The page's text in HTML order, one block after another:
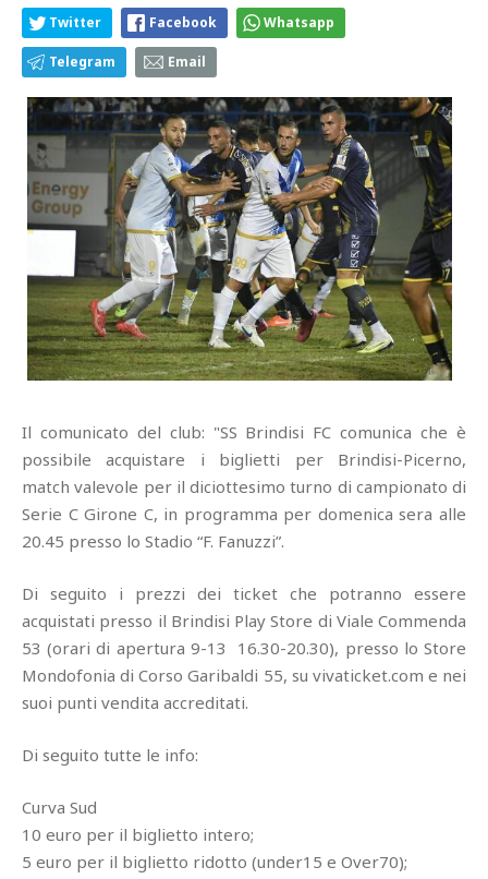
Twitter Facebook Whatsapp
Telegram Email
Il comunicato del club: "SS Brindisi FC comunica che è
possibile acquistare i biglietti per Brindisi-Picerno,
match valevole per il diciottesimo turno di campionato di
Serie C Girone C, in programma per domenica sera alle
20.45 presso lo Stadio “F. Fanuzzi”.
Di seguito i prezzi dei ticket che potranno essere
acquistati presso il Brindisi Play Store di Viale Commenda
53 (orari di apertura 9-13 16.30-20.30), presso lo Store
Mondofonia di Corso Garibaldi 55, su vivaticket.com e nei
suoi punti vendita accreditati.
Di seguito tutte le info:
Curva Sud
10 euro per il biglietto intero;
5 euro per il biglietto ridotto (under15 e Over70);